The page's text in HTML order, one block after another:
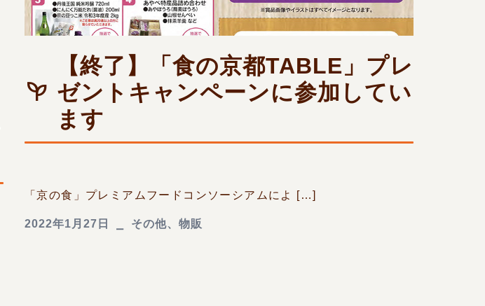
【終了】「食の京都TABLE」プレ
ゼントキャンペーンに参加してい
ます
「京の食」プレミアムフードコンソーシアムによ […]
2022年1月27日 その他、 物販